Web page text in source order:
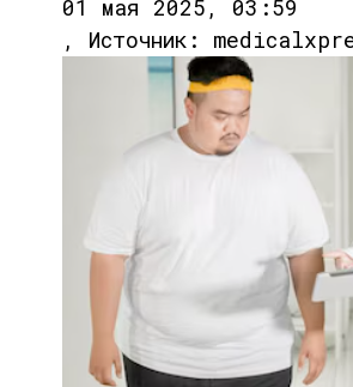
01 мая 2025, 03:59
, Источник: